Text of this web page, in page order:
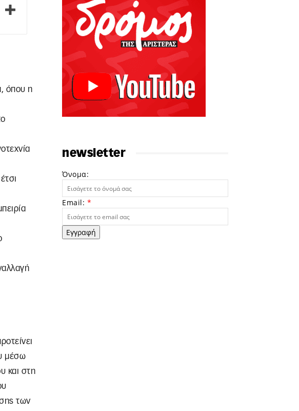
όπου η
μέσω
και στη
των
newsletter
Όνομα:
Email: *
Εγγραφή